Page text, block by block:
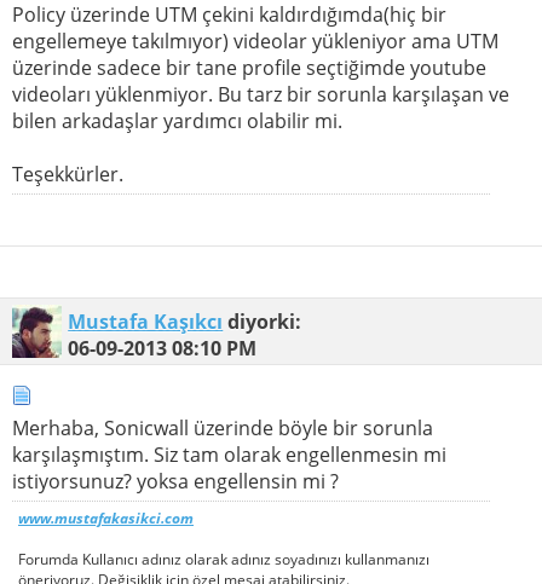
Policy üzerinde UTM çekini kaldırdığımda(hiç bir
engellemeye takılmıyor) videolar yükleniyor ama UTM
üzerinde sadece bir tane profile seçtiğimde youtube
videoları yüklenmiyor. Bu tarz bir sorunla karşılaşan ve
bilen arkadaşlar yardımcı olabilir mi.
Teşekkürler.
Mustafa Kaşıkcı diyorki:
06-09-201308:10 PM
Merhaba, Sonicwall üzerinde böyle bir sorunla
karşılaşmıştım. Siz tam olarak engellenmesin mi
istiyorsunuz? yoksa engellensin mi ?
www.mustafakasikci.com
Forumda Kullanıcı adınız olarak adınız soyadınızı kullanmanızı